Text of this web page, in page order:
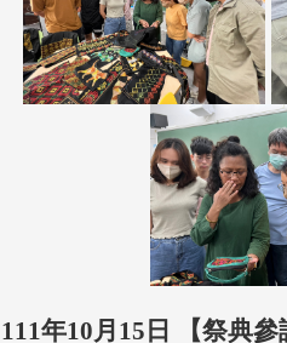
111年10月15日 【祭典